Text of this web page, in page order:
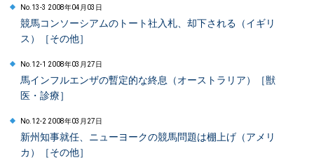
No.13-3 2008年04月03日
競馬コンソーシアムのトート社入札、却下される（イギリ
ス）［その他］
No.12-1 2008年03月27日
馬インフルエンザの暫定的な終息（オーストラリア）［獣
医・診療］
No.12-2 2008年03月27日
新州知事就任、ニューヨークの競馬問題は棚上げ（アメリ
カ）［その他］